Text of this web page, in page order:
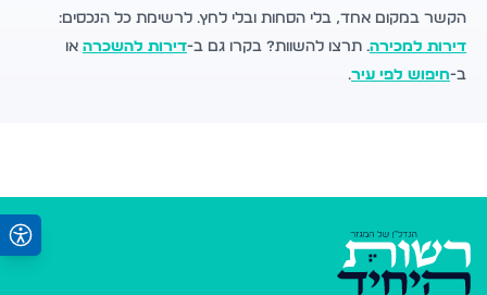
הקשר במקום אחד, בלי הסחות ובלי לחץ. לרשימת כל הנכסים:
דירות למכירה. תרצו להשוות? בקרו גם ב-דירות להשכרה או
ב-חיפוש לפי עיר.